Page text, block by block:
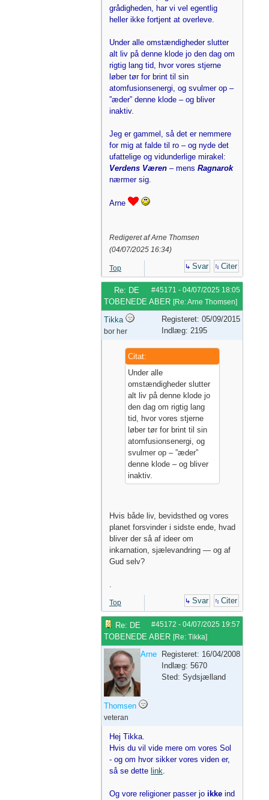
grådigheden, har vi vel egentlig
heller ikke fortjent at overleve.
Under alle omstændigheder slutter
alt liv på denne klode jo den dag om
rigtig lang tid, hvor vores stjerne
løber tør for brint til sin
atomfusionsenergi, og svulmer op –
”æder” denne klode – og bliver
inaktiv.
Jeg er gammel, så det er nemmere
for mig at falde til ro – og nyde det
ufattelige og vidunderlige mirakel:
Verdens Væren – mens Ragnarok
nærmer sig.
Arne
Redigeret af Arne Thomsen
(04/07/2025 16:34)
Top Svar Citer
#45171 - 04/07/2025 18:05
Re: DE
TOBENEDE ABER [Re: Arne Thomsen]
Tikka
bor her
Registeret: 05/09/2015
Indlæg: 2195
Citat:
Under alle
omstændigheder slutter
alt liv på denne klode jo
den dag om rigtig lang
tid, hvor vores stjerne
løber tør for brint til sin
atomfusionsenergi, og
svulmer op – ”æder”
denne klode – og bliver
inaktiv.
Hvis både liv, bevidsthed og vores
planet forsvinder i sidste ende, hvad
bliver der så af ideer om
inkarnation, sjælevandring — og af
Gud selv?
.
Top Svar Citer
#45172 - 04/07/2025 19:57
Re: DE
TOBENEDE ABER [Re: Tikka]
Arne
Thomsen
veteran
Registeret: 16/04/2008
Indlæg: 5670
Sted: Sydsjælland
Hej Tikka.
Hvis du vil vide mere om vores Sol
- og om hvor sikker vores viden er,
så se dette link.
Og vore religioner passer jo ikke ind